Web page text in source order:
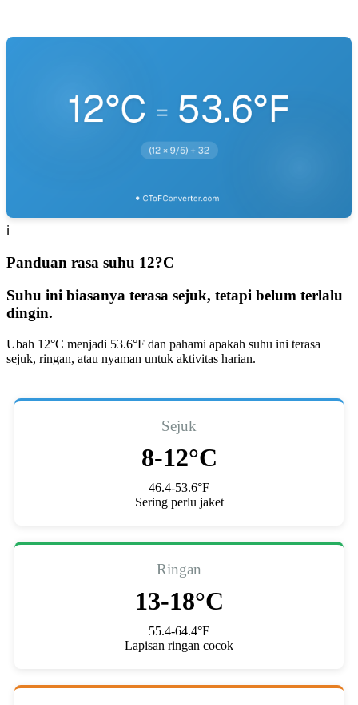
ℹ️
Panduan rasa suhu 12?C
Suhu ini biasanya terasa sejuk, tetapi belum terlalu
dingin.
Ubah 12°C menjadi 53.6°F dan pahami apakah suhu ini terasa
sejuk, ringan, atau nyaman untuk aktivitas harian.
Sejuk
8-12°C
46.4-53.6°F
Sering perlu jaket
Ringan
13-18°C
55.4-64.4°F
Lapisan ringan cocok